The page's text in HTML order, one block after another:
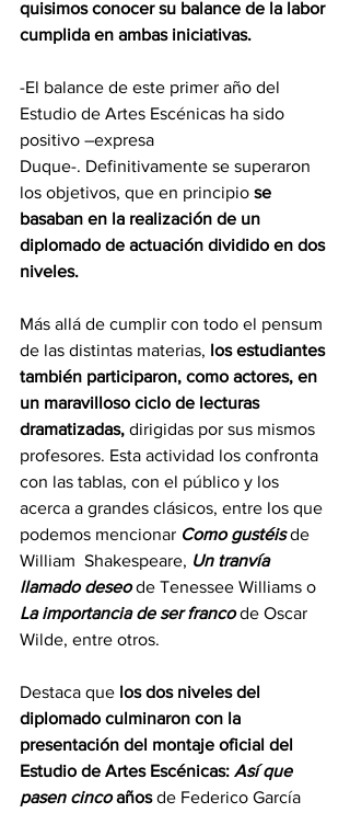
quisimos conocer su balance de la labor
cumplida en ambas iniciativas.
-El balance de este primer año del
Estudio de Artes Escénicas ha sido
positivo –expresa
Duque-. Definitivamente se superaron
los objetivos, que en principio se
basaban en la realización de un
diplomado de actuación dividido en dos
niveles.
Más allá de cumplir con todo el pensum
de las distintas materias, los estudiantes
también participaron, como actores, en
un maravilloso ciclo de lecturas
dramatizadas, dirigidas por sus mismos
profesores. Esta actividad los confronta
con las tablas, con el público y los
acerca a grandes clásicos, entre los que
podemos mencionar Como gustéis de
William  Shakespeare, Un tranvía
llamado deseo de Tenessee Williams o
La importancia de ser franco de Oscar
Wilde, entre otros.
Destaca que los dos niveles del
diplomado culminaron con la
presentación del montaje oficial del
Estudio de Artes Escénicas: Así que
pasen cinco años de Federico García